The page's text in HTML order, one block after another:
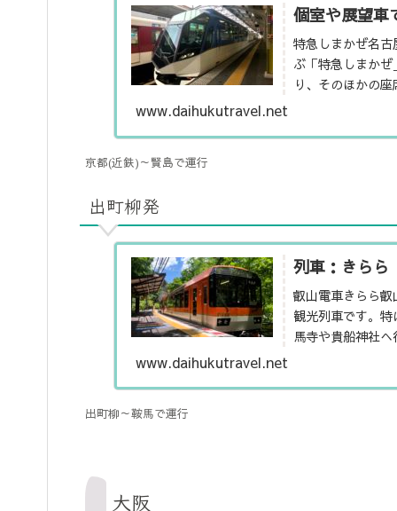
個室や展望
特急しまかぜ名
ぶ「特急しまか
り、そのほかの
www.daihukutravel.net
京都(近鉄)～賢島で運行
出町柳発
列車：きらら
叡山電車きらら
観光列車です。
馬寺や貴船神社
www.daihukutravel.net
出町柳～鞍馬で運行
大阪